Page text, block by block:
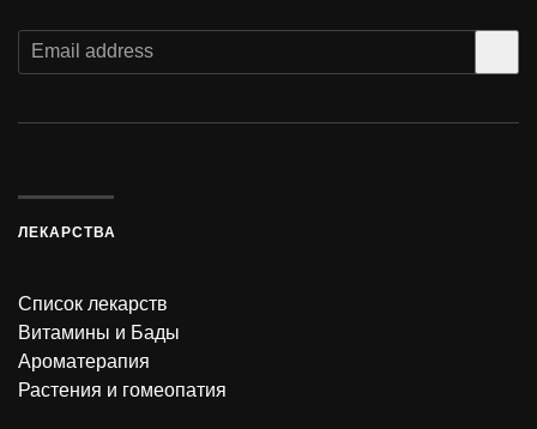
ЛЕКАРСТВА
Список лекарств
Витамины и Бады
Ароматерапия
Растения и гомеопатия